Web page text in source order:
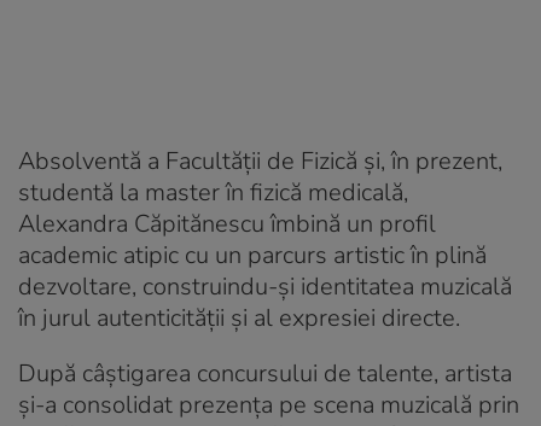
Absolventă a Facultății de Fizică și, în prezent,
studentă la master în fizică medicală,
Alexandra Căpitănescu îmbină un profil
academic atipic cu un parcurs artistic în plină
dezvoltare, construindu-și identitatea muzicală
în jurul autenticității și al expresiei directe.
După câștigarea concursului de talente, artista
și-a consolidat prezența pe scena muzicală prin